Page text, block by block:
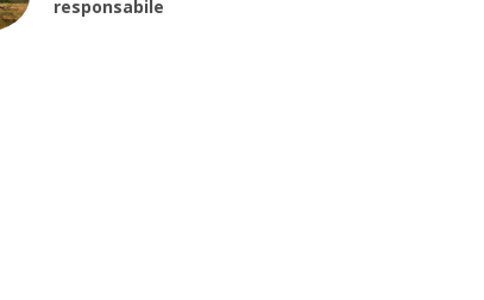
responsabile